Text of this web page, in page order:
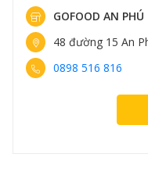
GOFOOD AN PHÚ
48 đường 15 An
0898 516 816